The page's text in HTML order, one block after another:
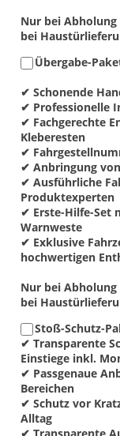
Nur bei
bei
Übergabe-
✔ Schonende
✔ Professionelle
✔ Fachgerechte
Kleberesten
✔
✔ Anbringung
✔ Ausführliche
Produktexperten
✔ Erste-Hilfe-Set
Warnweste
✔ Exklusive
hochwertigen
Nur bei
bei
Stoß-Schutz-
✔ Transparente
Einstiege inkl.
✔ Passgenaue
Bereichen
✔ Schutz vor
Alltag